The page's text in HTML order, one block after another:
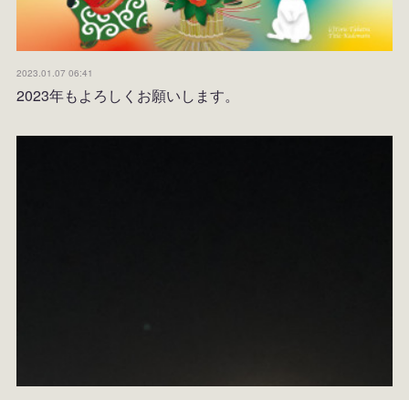
2023.01.07 06:41
2023年もよろしくお願いします。